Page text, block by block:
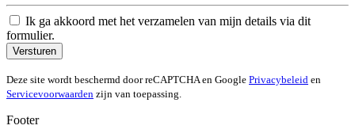
Ik ga akkoord met het verzamelen van mijn details via dit
formulier.
Versturen
Deze site wordt beschermd door reCAPTCHA en Google Privacybeleid en
Servicevoorwaarden zijn van toepassing.
Footer